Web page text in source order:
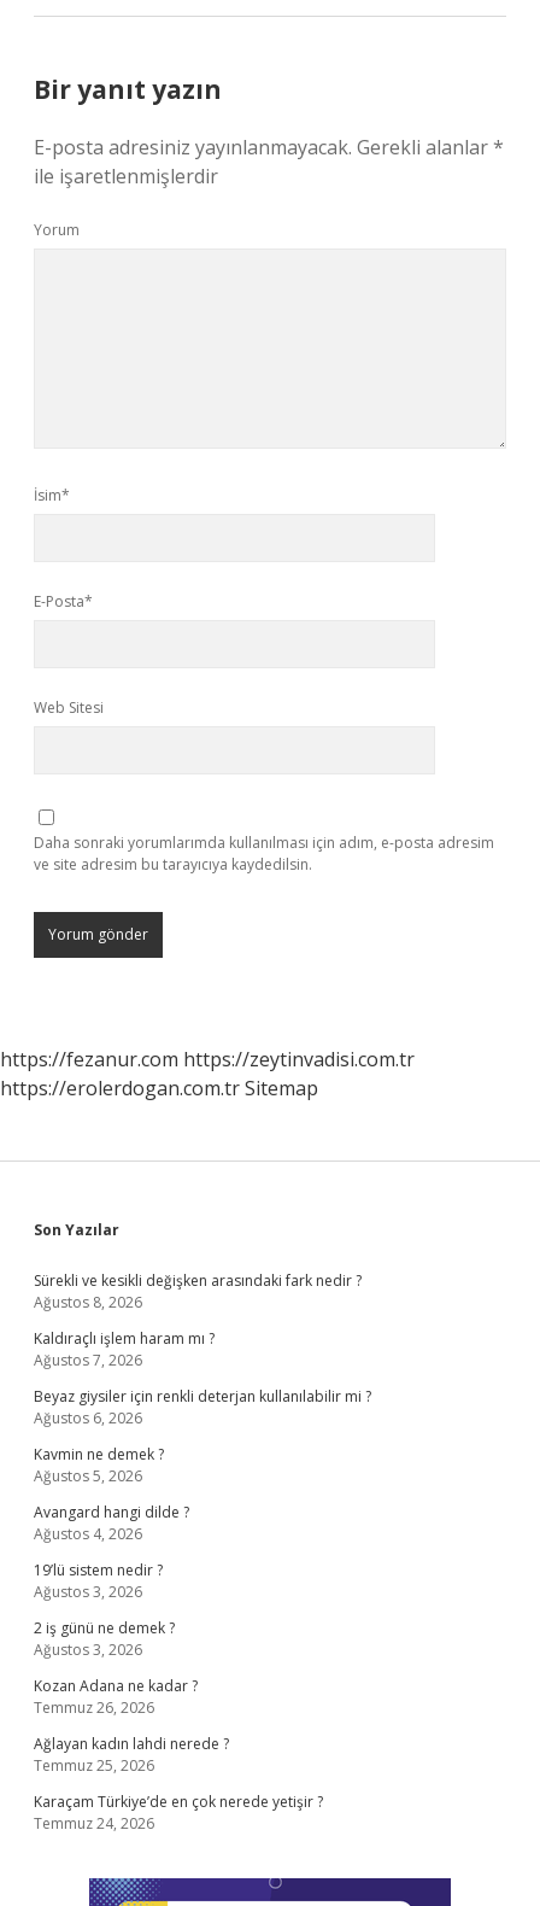
Bir yanıt yazın
E-posta adresiniz yayınlanmayacak. Gerekli alanlar*
ile işaretlenmişlerdir
Yorum
İsim*
E-Posta*
Web Sitesi
Daha sonraki yorumlarımda kullanılması için adım, e-posta adresim
ve site adresim bu tarayıcıya kaydedilsin.
https://fezanur.com https://zeytinvadisi.com.tr
https://erolerdogan.com.trSitemap
Sidebar
Son Yazılar
Sürekli ve kesikli değişken arasındaki fark nedir ?
Ağustos 8, 2026
Kaldıraçlı işlem haram mı ?
Ağustos 7, 2026
Beyaz giysiler için renkli deterjan kullanılabilir mi ?
Ağustos 6, 2026
Kavmin ne demek ?
Ağustos 5, 2026
Avangard hangi dilde ?
Ağustos 4, 2026
19’lü sistem nedir ?
Ağustos 3, 2026
2 iş günü ne demek ?
Ağustos 3, 2026
Kozan Adana ne kadar ?
Temmuz 26, 2026
Ağlayan kadın lahdi nerede ?
Temmuz 25, 2026
Karaçam Türkiye’de en çok nerede yetişir ?
Temmuz 24, 2026